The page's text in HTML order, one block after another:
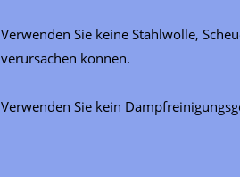
Verwenden Sie keine Stahlwolle,
verursachen können.
Verwenden Sie kein